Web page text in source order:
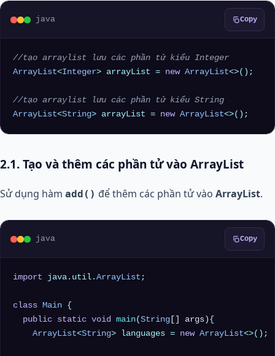
java Copy
//tạo arraylist lưu các phần tử kiểu Integer
ArrayList<Integer> arrayList = new ArrayList<>();
//tạo arraylist lưu các phần tử kiểu String
ArrayList<String> arrayList = new ArrayList
2.1. Tạo và thêm các phần tử vào ArrayList
Sử dụng hàm add() để thêm các phần tử vào ArrayList.
java Copy
import java.util. ArrayList ;
class Main {
public static void main( String [] args) {
ArrayList<String> languages = new ArrayList<>();